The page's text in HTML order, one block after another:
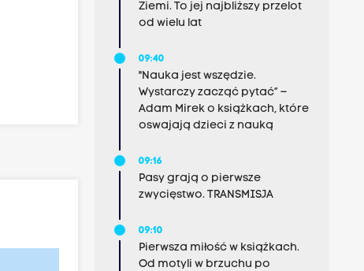
Ziemi. To jej najbliższy przelot
od wielu lat
09:40
"Nauka jest wszędzie.
Wystarczy zacząć pytać” –
Adam Mirek o książkach, które
oswajają dzieci z nauką
09:16
Pasy grają o pierwsze
zwycięstwo. TRANSMISJA
09:10
Pierwsza miłość w książkach.
Od motyli w brzuchu po